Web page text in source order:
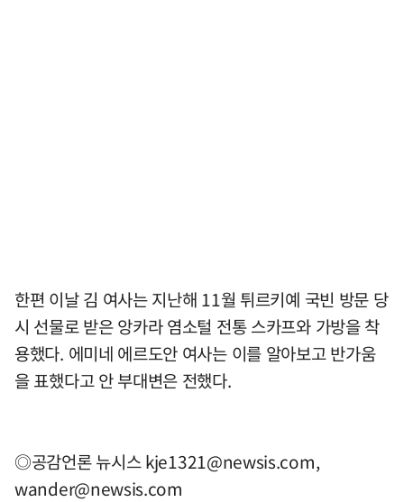
한편 이날 김 여사는 지난해 11월 튀르키예 국빈 방문 당
시 선물로 받은 앙카라 염소털 전통 스카프와 가방을 착
용했다. 에미네 에르도안 여사는 이를 알아보고 반가움
을 표했다고 안 부대변은 전했다.
◎공감언론 뉴시스kje1321@newsis.com,
wander@newsis.com